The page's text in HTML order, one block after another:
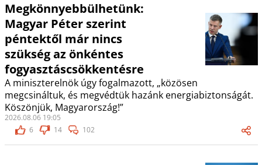
Megkönnyebbülhetünk:
Magyar Péter szerint
péntektől már nincs
szükség az önkéntes
fogyasztáscsökkentésre
A miniszterelnök úgy fogalmazott, „közösen
megcsináltuk, és megvédtük hazánk energiabiztonságát.
Köszönjük, Magyarország!”
2026.08.06 19:05
6
14 102